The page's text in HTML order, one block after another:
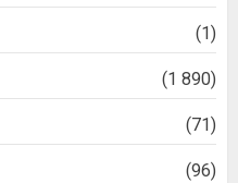
(1)
(1 890)
(71)
(96)